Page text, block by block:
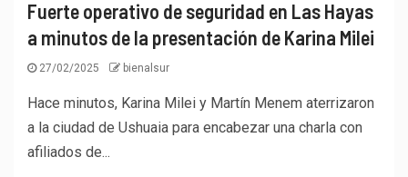
Fuerte operativo de seguridad en Las Hayas
a minutos de la presentación de Karina Milei
27/02/2025 bienalsur
Hace minutos, Karina Milei y Martín Menem aterrizaron
a la ciudad de Ushuaia para encabezar una charla con
afiliados de...